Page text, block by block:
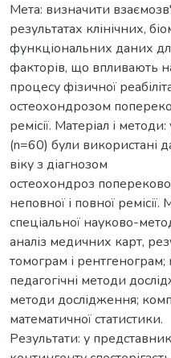
Мета: визначити
результатах клінічних,
функціональних даних
факторів, що впливають
процесу фізичної
остеохондрозом
ремісії. Матеріал і
(n=60) були використані
віку з діагнозом
остеохондроз
неповної і повної
спеціальної науково-
аналіз медичних карт,
томограм і рентгенограм;
педагогічні методи
методи дослідження;
математичної статистики.
Результати: у